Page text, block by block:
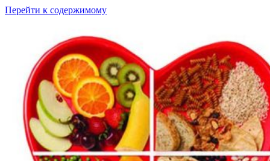
Перейти к содержимому